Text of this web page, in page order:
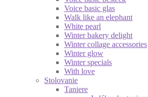
Voice basic glas
Walk like an elephant
White pearl
Winter bakery delight
Winter collage accessories
Winter glow
Winter specials
With love
Stolovanie
Taniere